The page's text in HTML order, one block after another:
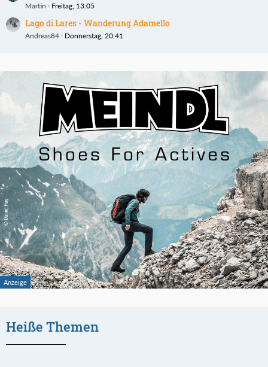
Martin Freitag, 13:05
Lago di Lares - Wanderung Adamello
Andreas84 Donnerstag, 20:41
Heiße Themen